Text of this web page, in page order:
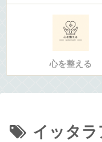
心を整える
イッタラ